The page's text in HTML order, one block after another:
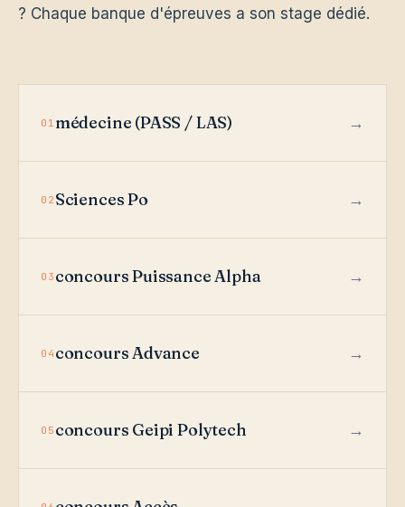
? Chaque banque d'épreuves a son stage dédié.
01 médecine (PASS / LAS)
02 Sciences Po
03 concours Puissance Alpha
04 concours Advance
05 concours Geipi Polytech